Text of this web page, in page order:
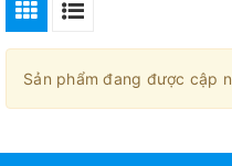
Sản phẩm đang được cập